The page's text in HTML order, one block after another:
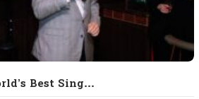
Best Sing…